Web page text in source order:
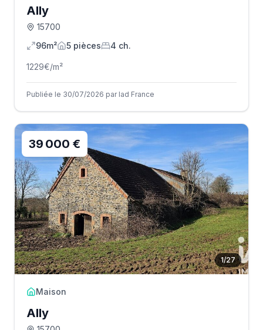
Ally
15700
96m²
5 pièces 4 ch.
1229€/m²
Publiée le 30/07/2026 par Iad France
1/27
39 000 €
Maison
Ally